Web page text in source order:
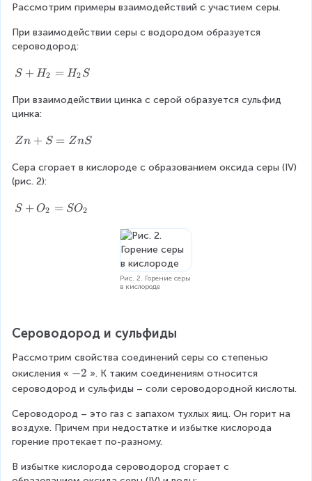
0
+
Рассмотрим примеры взаимодействий с участием серы.
При взаимодействии серы с водородом образуется
сероводород:
S
H
_
=
_
2
S + H2 = H2 S
При взаимодействии цинка с серой образуется сульфид
цинка:
Z
+
S
Z
Zn + S = ZnS
Сера сгорает в кислороде с образованием оксида серы (IV)
(рис. 2):
S
2
S + O2 = SO2
Рис. 2. Горение серы
в кислороде
Сероводород и сульфиды
Рассмотрим свойства соединений серы со степенью
окисления « \
\
2
−2 ». К таким соединениям относится
сероводород и сульфиды – соли сероводородной кислоты.
Сероводород – это газ с запахом тухлых яиц. Он горит на
воздухе. Причем при недостатке и избытке кислорода
горение протекает по-разному.
В избытке кислорода сероводород сгорает с